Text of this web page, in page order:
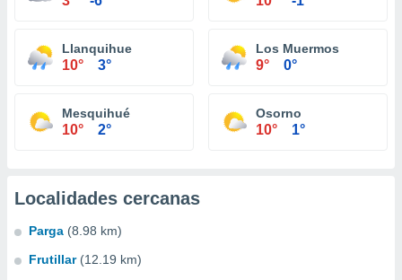
Llanquihue
10° 3°
Los Muermos
9° 0°
Mesquihué
10° 2°
Osorno
10° 1°
Localidades cercanas
Parga (8.98 km)
Frutillar (12.19 km)